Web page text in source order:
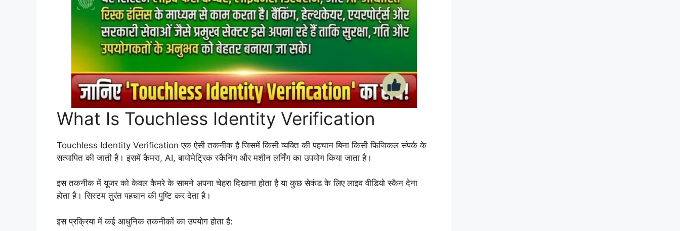
What Is Touchless Identity Verification
Touchless Identity Verification एक ऐसी तकनीक है जिसमें किसी व्यक्ति की पहचान बिना किसी फिजिकल संपर्क के
सत्यापित की जाती है। इसमें कैमरा, AI, बायोमेट्रिक स्कैनिंग और मशीन लर्निंग का उपयोग किया जाता है।
इस तकनीक में यूजर को केवल कैमरे के सामने अपना चेहरा दिखाना होता है या कुछ सेकंड के लिए लाइव वीडियो स्कैन देना
होता है। सिस्टम तुरंत पहचान की पुष्टि कर देता है।
इस प्रक्रिया में कई आधुनिक तकनीकों का उपयोग होता है: